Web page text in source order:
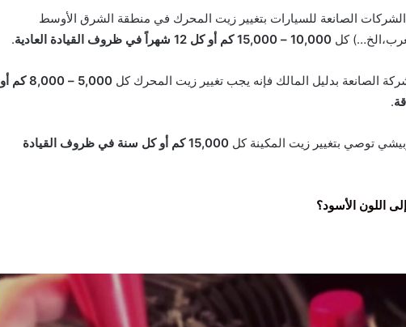
الصانعة للسيارات بتغيير زيت المحرك في منطقة الشرق الأوسط
كل 10,000 – 15,000 كم أو كل 12 شهراً في ظروف القيادة العادية .
الصانعة بدليل المالك فإنه يجب تغيير زيت المحرك كل
5,000 – 8,000 كم أو
.
توصي بتغيير زيت المكينة كل
15,000 كم أو كل سنة في ظروف القيادة
اللون الأسود؟